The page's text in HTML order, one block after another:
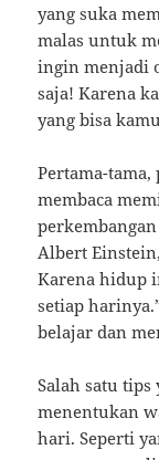
yang suka
malas untuk
ingin menjadi
saja! Karena
yang bisa
Pertama-
membaca
Albert
Karena hidup
setiap
belajar dan
Salah satu tips
menentukan
hari. Seperti